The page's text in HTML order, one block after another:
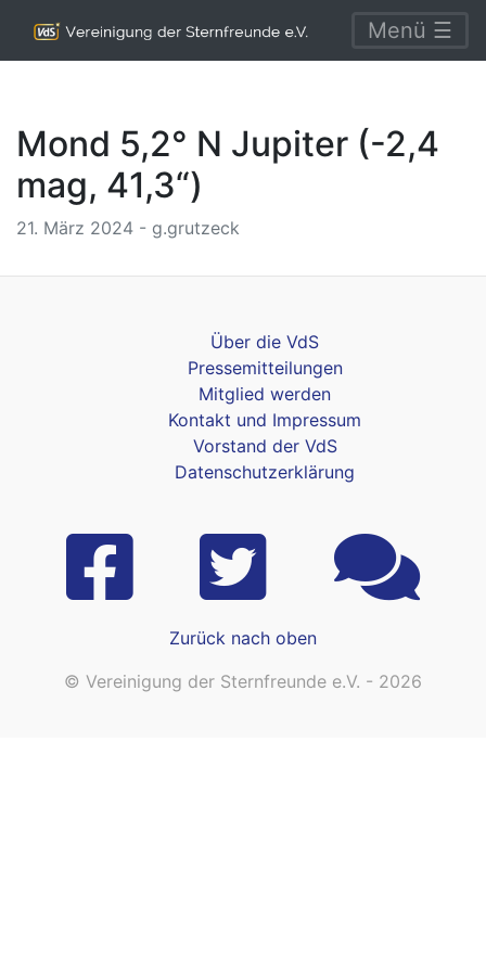
Menü ☰
Mond 5,2° N Jupiter (-2,4
mag, 41,3“)
21. März 2024 - g.grutzeck
Über die VdS
Pressemitteilungen
Mitglied werden
Kontakt und Impressum
Vorstand der VdS
Datenschutzerklärung
Zurück nach oben
© Vereinigung der Sternfreunde e.V. - 2026